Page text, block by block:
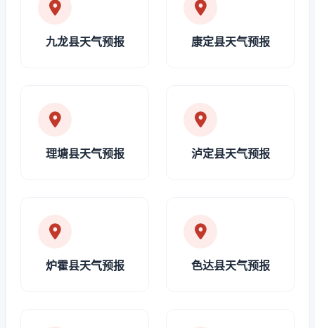
九龙县天气预报 康定县天气预报
理塘县天气预报 泸定县天气预报
炉霍县天气预报 色达县天气预报